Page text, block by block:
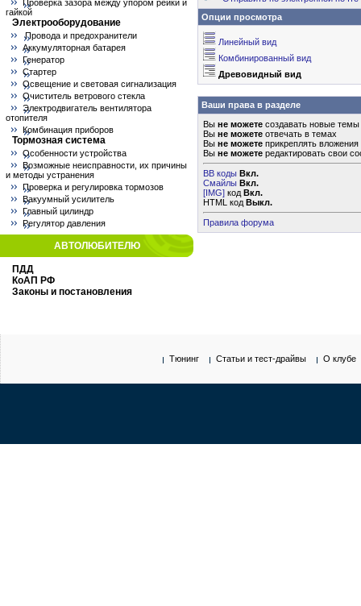
Проверка зазора между упором рейки и
гайкой
Электрооборудование
Провода и предохранители
Аккумуляторная батарея
Генератор
Стартер
Освещение и световая сигнализация
Очиститель ветрового стекла
Электродвигатель вентилятора
отопителя
Комбинация приборов
Тормозная система
Особенности устройства
Возможные неисправности, их причины
и методы устранения
Проверка и регулировка тормозов
Вакуумный усилитель
Главный цилиндр
Регулятор давления
АВТОЛЮБИТЕЛЮ
ПДД
КоАП РФ
Законы и постановления
Опции просмотра
Линейный вид
Комбинированный вид
Древовидный вид
Ваши права в разделе
Вы не можете создавать новые темы
Вы не можете отвечать в темах
Вы не можете прикреплять вложения
Вы не можете редактировать свои
BB коды Вкл.
Смайлы Вкл.
[IMG] код Вкл.
HTML код Выкл.
Правила форума
Тюнинг Статьи и тест-драйвы О клубе